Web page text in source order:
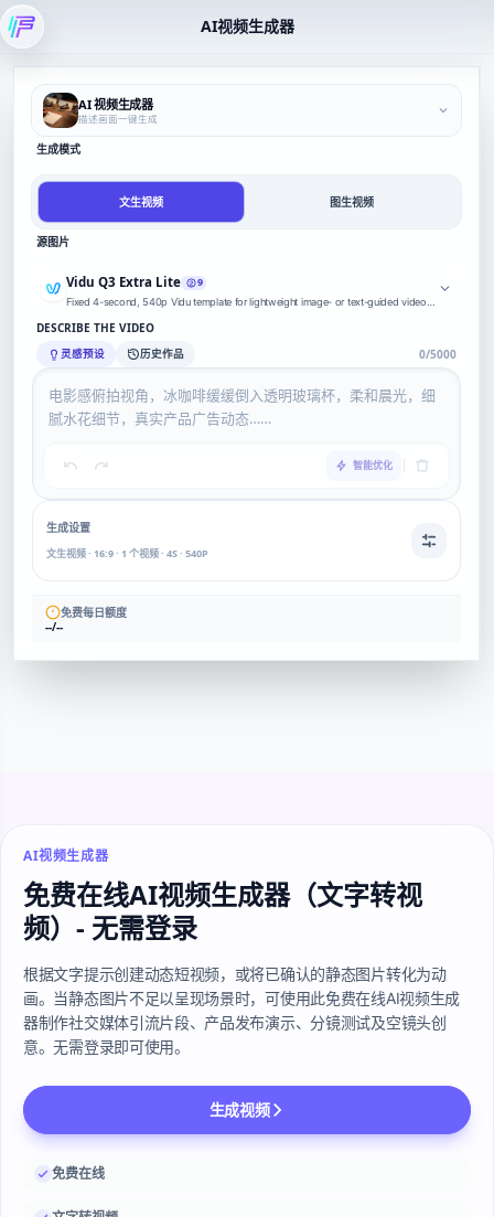
AI视频生成器
AI 视频生成器
描述画面一键生成
生成模式
文生视频 图生视频
源图片
Vidu Q3 Extra Lite 9
Fixed 4-second, 540p Vidu template for lightweight image- or text-guided video
DESCRIBE THE VIDEO
灵感预设 历史作品 0/5000
智能优化
生成设置
文生视频 · 16:9 · 1 个视频 · 4S · 540P
免费每日额度
--/--
AI视频生成器
免费在线AI视频生成器（文字转视
频）- 无需登录
根据文字提示创建动态短视频，或将已确认的静态图片转化为动
画。当静态图片不足以呈现场景时，可使用此免费在线AI视频生成
器制作社交媒体引流片段、产品发布演示、分镜测试及空镜头创
意。无需登录即可使用。
生成视频
免费在线